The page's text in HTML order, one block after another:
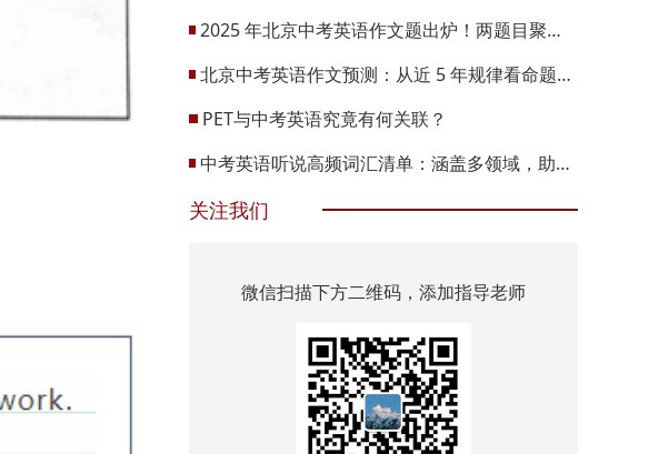
2025 年北京中考英语作文题出炉！两题目聚焦家务调查与梦想图书馆
北京中考英语作文预测：从近 5 年规律看命题方向，附备考策略
PET与中考英语究竟有何关联？
中考英语听说高频词汇清单：涵盖多领域，助力听力与口语提升
关注我们
微信扫描下方二维码，添加指导老师